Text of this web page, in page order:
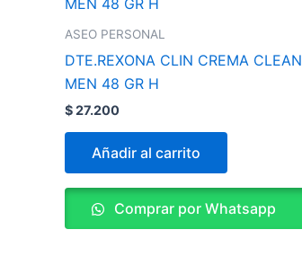
ASEO PERSONAL
DTE.REXONA CLIN CREMA CLEAN
MEN 48 GR H
$27.200
Añadir al carrito
Comprar por Whatsapp